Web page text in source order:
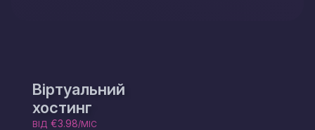
Віртуальний
хостинг
ВІД €3.98/МІС